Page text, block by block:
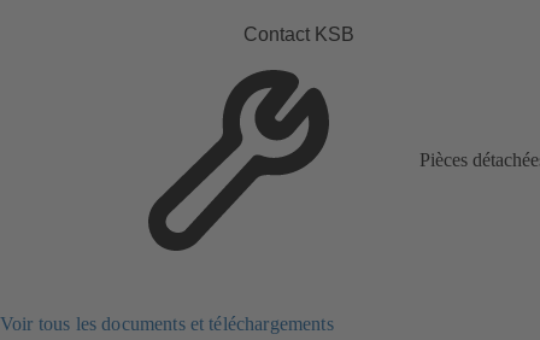
Contact KSB
Pièces
Voir tous les documents et téléchargements